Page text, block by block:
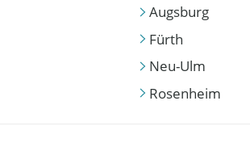
Augsburg
Fürth
Neu-Ulm
Rosenheim